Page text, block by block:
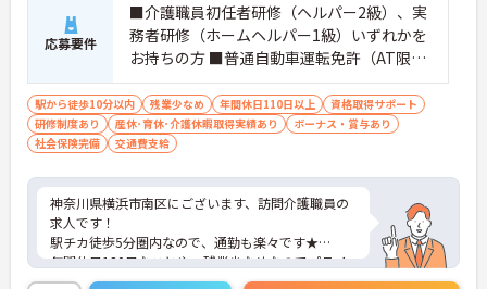
応募要件
■介護職員初任者研修（ヘルパー2級）、実
務者研修（ホームヘルパー1級）いずれかを
お持ちの方 ■普通自動車運転免許（AT限定
可）※業務で運転します
駅から徒歩10分以内 残業少なめ 年間休日110日以上
資格取得サポート
研修制度あり
産休･育休･介護休暇取得実績あり
ボーナス・賞与あり
社会保険完備
交通費支給
神奈川県横浜市南区にございます、訪問介護職員の
求人です！
駅チカ徒歩5分圏内なので、通勤も楽々です★
年間休日120日なことや、残業少なめなのでプライ
ベートの時間もしっかり確保！